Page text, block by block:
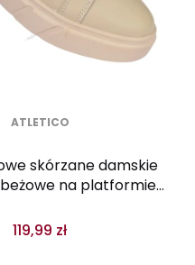
ATLETICO
skórzane damskie
na platformie
119,99 zł